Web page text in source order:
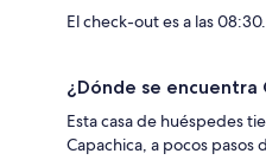
El check-out es a las 08:30.
¿Dónde se encuentra
Esta casa de huéspedes
Capachica, a pocos pasos